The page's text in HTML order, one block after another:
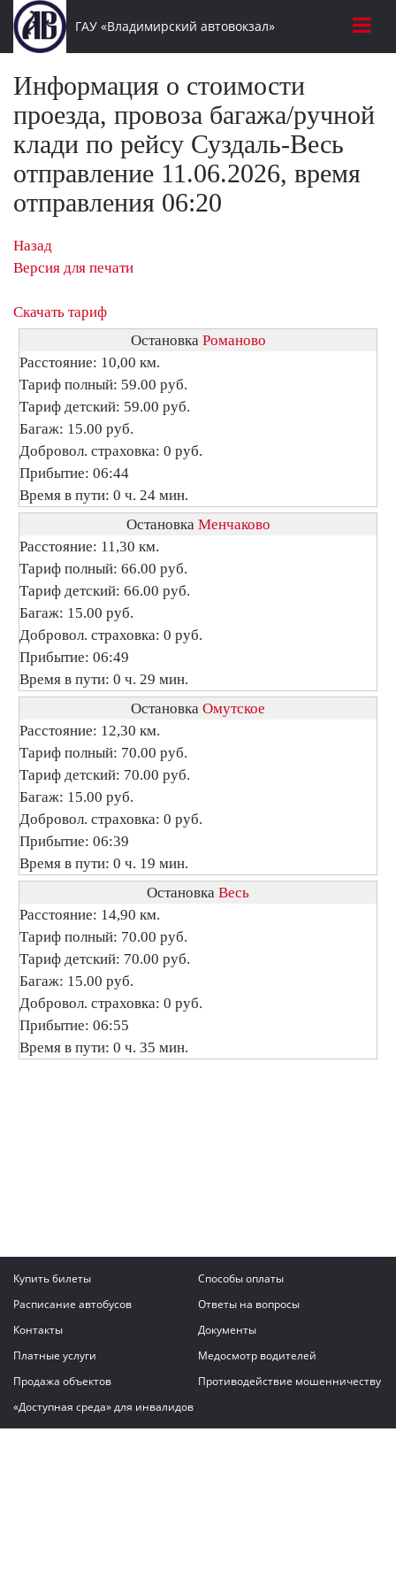
ГАУ «Владимирский автовокзал»
Информация о стоимости
проезда, провоза багажа/ручной
клади по рейсу Суздаль-Весь
отправление 11.06.2026, время
отправления 06:20
Назад
Версия для печати
Скачать тариф
Остановка Романово
Расстояние: 10,00 км.
Тариф полный: 59.00 руб.
Тариф детский: 59.00 руб.
Багаж: 15.00 руб.
Добровол. страховка: 0 руб.
Прибытие: 06:44
Время в пути: 0 ч. 24 мин.
Остановка Менчаково
Расстояние: 11,30 км.
Тариф полный: 66.00 руб.
Тариф детский: 66.00 руб.
Багаж: 15.00 руб.
Добровол. страховка: 0 руб.
Прибытие: 06:49
Время в пути: 0 ч. 29 мин.
Остановка Омутское
Расстояние: 12,30 км.
Тариф полный: 70.00 руб.
Тариф детский: 70.00 руб.
Багаж: 15.00 руб.
Добровол. страховка: 0 руб.
Прибытие: 06:39
Время в пути: 0 ч. 19 мин.
Остановка Весь
Расстояние: 14,90 км.
Тариф полный: 70.00 руб.
Тариф детский: 70.00 руб.
Багаж: 15.00 руб.
Добровол. страховка: 0 руб.
Прибытие: 06:55
Время в пути: 0 ч. 35 мин.
Купить билеты
Способы оплаты
Расписание автобусов
Ответы на вопросы
Контакты
Документы
Платные услуги
Медосмотр водителей
Продажа объектов
Противодействие мошенничеству
«Доступная среда» для инвалидов